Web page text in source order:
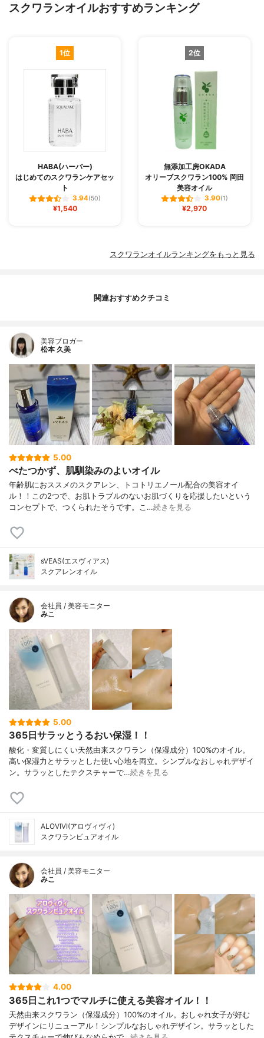
スクワランオイルおすすめランキング
1位
HABA(ハーバー)
はじめてのスクワランケアセッ
ト
3.94(50)
¥1,540
2位
無添加工房OKADA
オリーブスクワラン100% 岡田
美容オイル
3.90(1)
¥2,970
スクワランオイルランキングをもっと見る
関連おすすめクチコミ
美容ブロガー
松本 久美
5.00
べたつかず、肌馴染みのよいオイル
年齢肌におススメのスクアレン、トコトリエノール配合の美容オイ
ル！！この2つで、お肌トラブルのないお肌づくりを応援したいという
コンセプトで、つくられたそうです。こ…続きを見る
sVEAS(エスヴィアス)
スクアレンオイル
会社員 / 美容モニター
みこ
5.00
365日サラッとうるおい保湿！！
酸化・変質しにくい天然由来スクワラン（保湿成分）100%のオイル。
高い保湿力とサラッとした使い心地を両立。シンプルなおしゃれデザイ
ン。サラッとしたテクスチャーで…続きを見る
ALOVIVI(アロヴィヴィ)
スクワランピュアオイル
会社員 / 美容モニター
みこ
4.00
365日これ1つでマルチに使える美容オイル！！
天然由来スクワラン（保湿成分）100%のオイル。おしゃれ女子が好む
デザインにリニューアル！シンプルなおしゃれデザイン。サラッとした